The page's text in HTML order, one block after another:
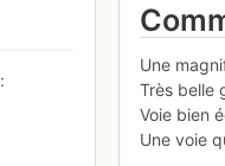
Une
Très belle
Voie bien
Une voie